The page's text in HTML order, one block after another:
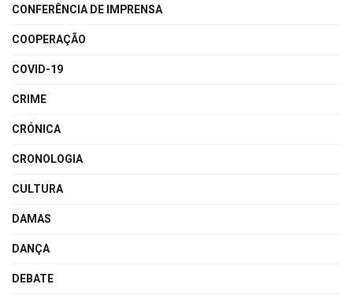
CONFERÊNCIA DE IMPRENSA
COOPERAÇÃO
COVID-19
CRIME
CRÓNICA
CRONOLOGIA
CULTURA
DAMAS
DANÇA
DEBATE